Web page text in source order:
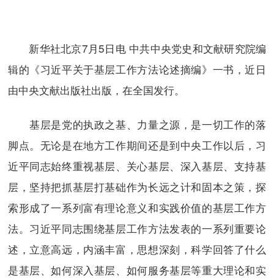
新华社北京7月5日电 中共中央党史和文献研究院编
辑的《习近平关于基层工作方法论述摘编》一书，近日
由中央文献出版社出版，在全国发行。
基层是党的执政之基、力量之源，是一切工作的落
脚点。无论是在地方工作期间还是到中央工作以后，习
近平同志始终重视基层、关心基层、深入基层、支持基
层，坚持把抓基层打基础作为长远之计和固本之策，探
索形成了一系列富有理论意义和实践价值的基层工作方
法。习近平同志围绕基层工作方法发表的一系列重要论
述，立意高远，内涵丰富，思想深刻，科学回答了什么
是基层、如何深入基层、如何服务基层等重大理论和实